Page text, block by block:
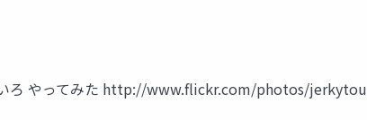
ろ やってみた http://www.flickr.com/photos/